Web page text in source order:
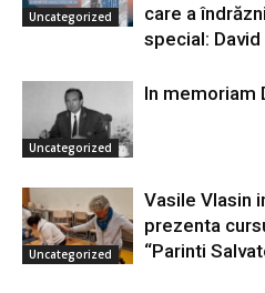
Uncategorized
care a
special: David
Uncategorized
In memoriam
Uncategorized
Vasile Vlasin
prezenta
“Parinti